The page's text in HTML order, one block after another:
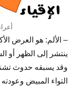
– الألم: هو العرض
ينتشر إلى الظهر أو
وقد يسبقه حدوث
التواء المبيض